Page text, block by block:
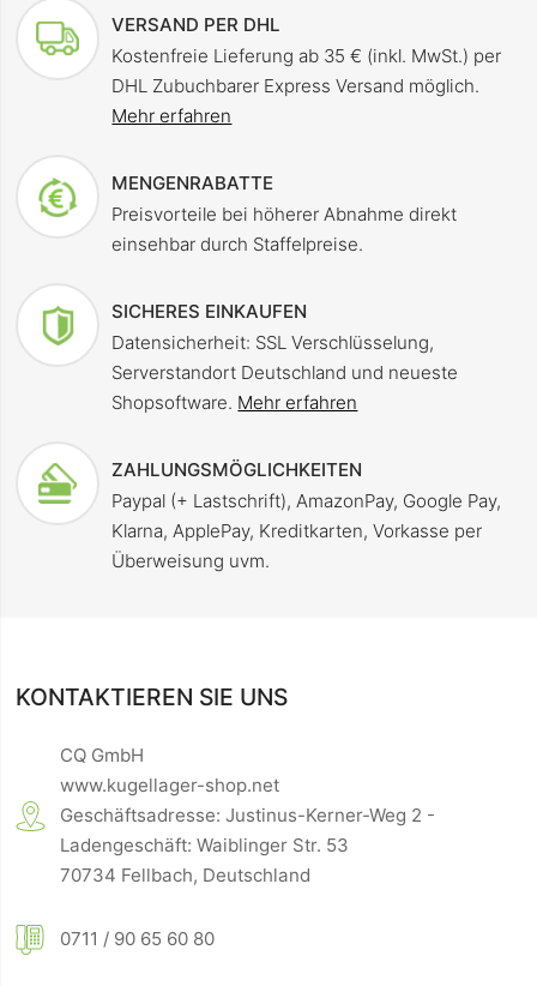
VERSAND PER DHL
Kostenfreie Lieferung ab 35 € (inkl. MwSt.) per
DHL Zubuchbarer Express Versand möglich.
Mehr erfahren
MENGENRABATTE
Preisvorteile bei höherer Abnahme direkt
einsehbar durch Staffelpreise.
SICHERES EINKAUFEN
Datensicherheit: SSL Verschlüsselung,
Serverstandort Deutschland und neueste
Shopsoftware. Mehr erfahren
ZAHLUNGSMÖGLICHKEITEN
Paypal (+ Lastschrift), AmazonPay, Google Pay,
Klarna, ApplePay, Kreditkarten, Vorkasse per
Überweisung uvm.
KONTAKTIEREN SIE UNS
CQ GmbH
www.kugellager-shop.net
Geschäftsadresse: Justinus-Kerner-Weg 2 -
Ladengeschäft: Waiblinger Str. 53
70734 Fellbach, Deutschland
0711 / 90 65 60 80